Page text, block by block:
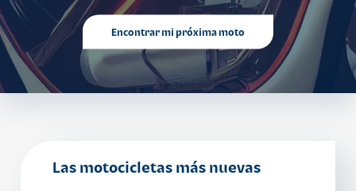
Encontrar mi próxima moto
Las motocicletas más nuevas